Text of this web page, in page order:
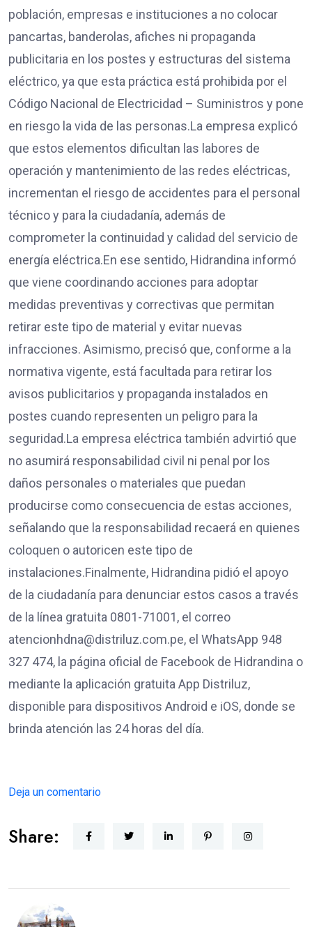
población, empresas e instituciones a no colocar
pancartas, banderolas, afiches ni propaganda
publicitaria en los postes y estructuras del sistema
eléctrico, ya que esta práctica está prohibida por el
Código Nacional de Electricidad – Suministros y pone
en riesgo la vida de las personas.La empresa explicó
que estos elementos dificultan las labores de
operación y mantenimiento de las redes eléctricas,
incrementan el riesgo de accidentes para el personal
técnico y para la ciudadanía, además de
comprometer la continuidad y calidad del servicio de
energía eléctrica.En ese sentido, Hidrandina informó
que viene coordinando acciones para adoptar
medidas preventivas y correctivas que permitan
retirar este tipo de material y evitar nuevas
infracciones. Asimismo, precisó que, conforme a la
normativa vigente, está facultada para retirar los
avisos publicitarios y propaganda instalados en
postes cuando representen un peligro para la
seguridad.La empresa eléctrica también advirtió que
no asumirá responsabilidad civil ni penal por los
daños personales o materiales que puedan
producirse como consecuencia de estas acciones,
señalando que la responsabilidad recaerá en quienes
coloquen o autoricen este tipo de
instalaciones.Finalmente, Hidrandina pidió el apoyo
de la ciudadanía para denunciar estos casos a través
de la línea gratuita 0801-71001, el correo
atencionhdna@distriluz.com.pe, el WhatsApp 948
327 474, la página oficial de Facebook de Hidrandina o
mediante la aplicación gratuita App Distriluz,
disponible para dispositivos Android e iOS, donde se
brinda atención las 24 horas del día.
Deja un comentario
Share: